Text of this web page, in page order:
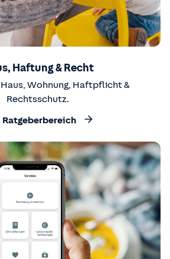
Haftung & Recht
Wohnung, Haftpflicht &
Rechtsschutz.
Ratgeberbereich